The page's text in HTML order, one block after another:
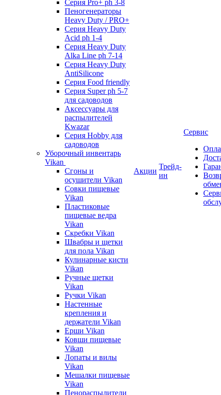
Серия Pro+ ph 3-8
Пеногенераторы
Heavy Duty / PRO+
Серия Heavy Duty
Acid ph 1-4
Серия Heavy Duty
Alka Line ph 7-14
Серия Heavy Duty
AntiSilicone
Серия Food friendly
Серия Super ph 5-7
для садоводов
Аксессуары для
распылителей
Kwazar
Серия Hobby для
садоводов
Уборочный инвентарь
Vikan
Сгоны и
осушители Vikan
Совки пищевые
Vikan
Пластиковые
пищевые ведра
Vikan
Скребки Vikan
Швабры и щетки
для пола Vikan
Кулинарные кисти
Vikan
Ручные щетки
Vikan
Ручки Vikan
Настенные
крепления и
держатели Vikan
Ерши Vikan
Ковши пищевые
Vikan
Лопаты и вилы
Vikan
Мешалки пищевые
Vikan
Пенораспылители
Акции
Трейд-
ин
Сервис